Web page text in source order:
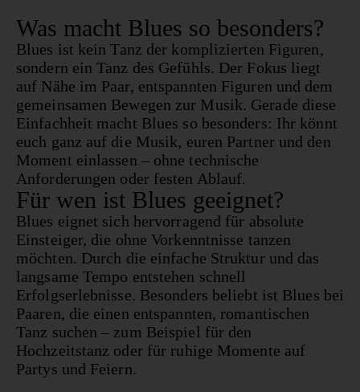
Was macht Blues so besonders?
Blues ist kein Tanz der komplizierten Figuren,
sondern ein Tanz des Gefühls. Der Fokus liegt
auf Nähe im Paar, entspannten Figuren und dem
gemeinsamen Bewegen zur Musik. Gerade diese
Einfachheit macht Blues so besonders: Ihr könnt
euch ganz auf die Musik, euren Partner und den
Moment einlassen – ohne technische
Anforderungen oder festen Ablauf.
Für wen ist Blues geeignet?
Blues eignet sich hervorragend für absolute
Einsteiger, die ohne Vorkenntnisse tanzen
möchten. Durch die einfache Struktur und das
langsame Tempo entstehen schnell
Erfolgserlebnisse. Besonders beliebt ist Blues bei
Paaren, die einen entspannten, romantischen
Tanz suchen – zum Beispiel für den
Hochzeitstanz oder für ruhige Momente auf
Partys und Feiern.